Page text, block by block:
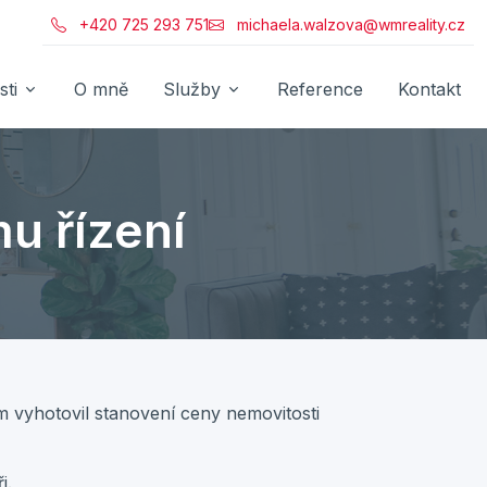
+420 725 293 751 michaela.walzova@wmreality.cz
O mně Služby Reference Kontakt
řízení
vyhotovil stanovení ceny nemovitosti